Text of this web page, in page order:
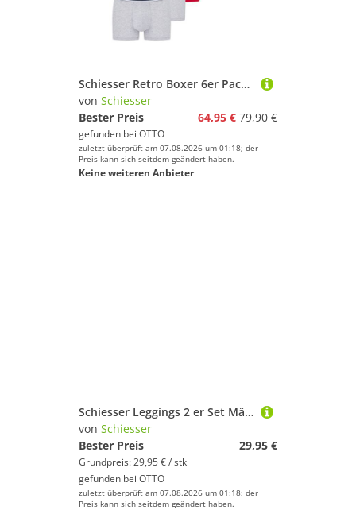
Schiesser Retro Boxer 6er Pack - 95/5 - Cotton (Spar-Set, 6-St) Retro Short / Pant - Baumwolle - ohne Eingriff
von Schiesser
Bester Preis
64,95 € 79,90 €
gefunden bei OTTO
zuletzt überprüft am 07.08.2026 um 01:18; der
Preis kann sich seitdem geändert haben.
Keine weiteren Anbieter
Schiesser Leggings 2 er Set Mädchen Leggings Gr. 116 blau
von Schiesser
Bester Preis
29,95 €
Grundpreis: 29,95 € / stk
gefunden bei OTTO
zuletzt überprüft am 07.08.2026 um 01:18; der
Preis kann sich seitdem geändert haben.